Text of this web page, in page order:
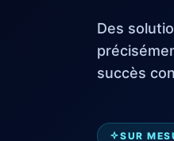
Des
succès
SUR